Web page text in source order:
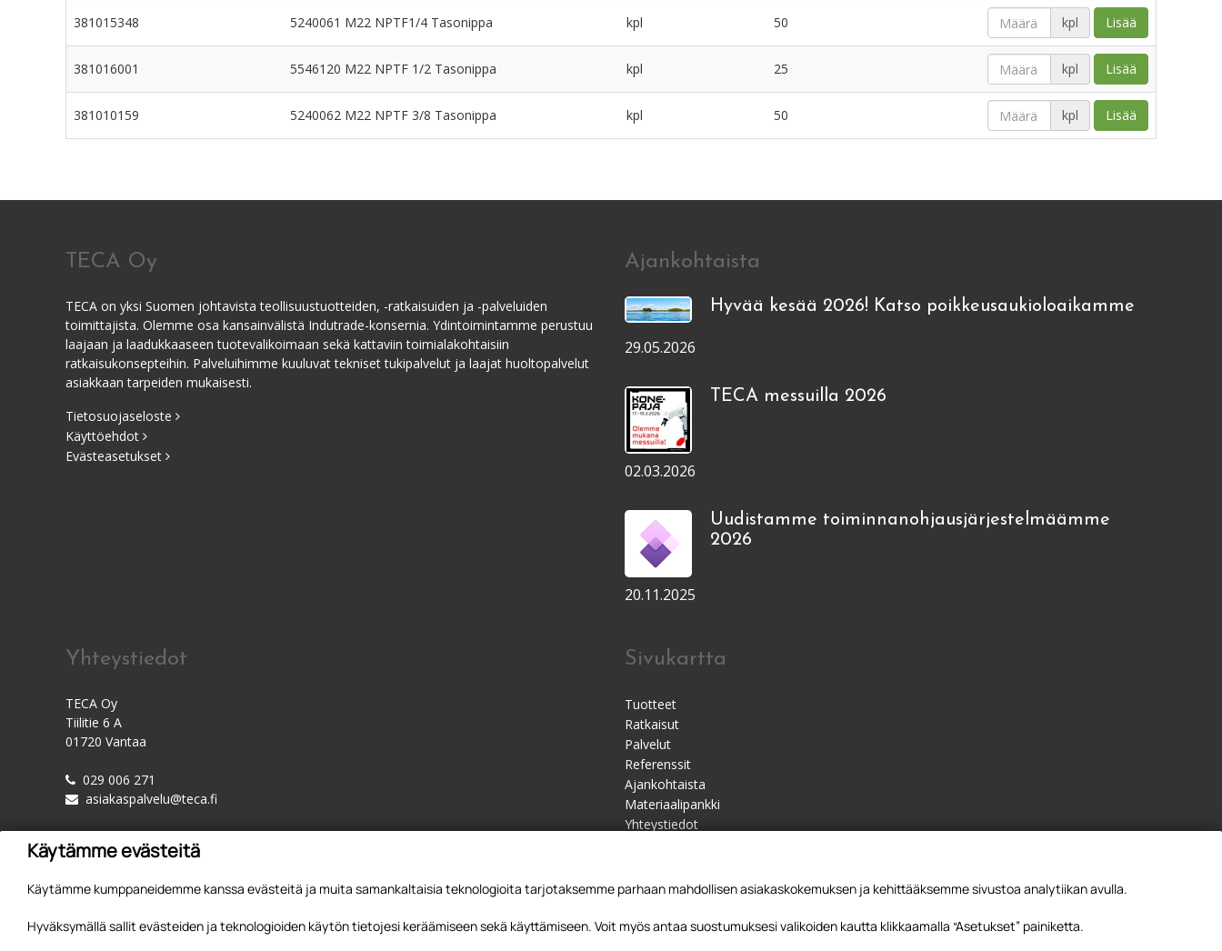
381015348 5240061 M22 NPTF1/4 Tasonippa kpl 50 kpl Lisää
381016001 5546120 M22 NPTF 1/2 Tasonippa kpl 25 kpl Lisää
381010159 5240062 M22 NPTF 3/8 Tasonippa kpl 50 kpl Lisää
TECA Oy
TECA on yksi Suomen johtavista teollisuustuotteiden, -ratkaisuiden ja -palveluiden
toimittajista. Olemme osa kansainvälistä Indutrade-konsernia. Ydintoimintamme perustuu
laajaan ja laadukkaaseen tuotevalikoimaan sekä kattaviin toimialakohtaisiin
ratkaisukonsepteihin. Palveluihimme kuuluvat tekniset tukipalvelut ja laajat huoltopalvelut
asiakkaan tarpeiden mukaisesti.
Tietosuojaseloste
Käyttöehdot
Evästeasetukset
Ajankohtaista
Hyvää kesää 2026! Katso poikkeusaukioloaikamme
29.05.2026
TECA messuilla 2026
02.03.2026
Uudistamme toiminnanohjausjärjestelmäämme
2026
20.11.2025
Yhteystiedot
TECA Oy
Tiilitie 6 A
01720 Vantaa
029 006 271
asiakaspalvelu@teca.fi
Sivukartta
Tuotteet
Ratkaisut
Palvelut
Referenssit
Ajankohtaista
Materiaalipankki
Yhteystiedot
Käytämme evästeitä
Käytämme kumppaneidemme kanssa evästeitä ja muita samankaltaisia teknologioita tarjotaksemme parhaan mahdollisen asiakaskokemuksen ja kehittääksemme sivustoa analytiikan avulla.
Hyväksymällä sallit evästeiden ja teknologioiden käytön tietojesi keräämiseen sekä käyttämiseen. Voit myös antaa suostumuksesi valikoiden kautta klikkaamalla “Asetukset” painiketta.